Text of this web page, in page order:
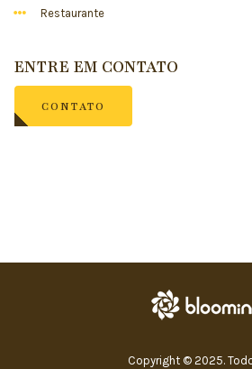
Restaurante
ENTRE EM CONTATO
CONTATO
Copyright © 2025.